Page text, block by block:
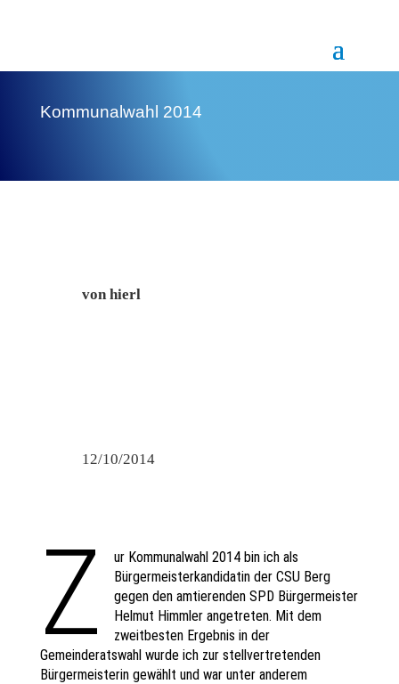
Kommunalwahl 2014
von hierl
12/10/2014
Z
ur Kommunalwahl 2014 bin ich als
Bürgermeisterkandidatin der CSU Berg
gegen den amtierenden SPD Bürgermeister
Helmut Himmler angetreten. Mit dem
zweitbesten Ergebnis in der
Gemeinderatswahl wurde ich zur stellvertretenden
Bürgermeisterin gewählt und war unter anderem